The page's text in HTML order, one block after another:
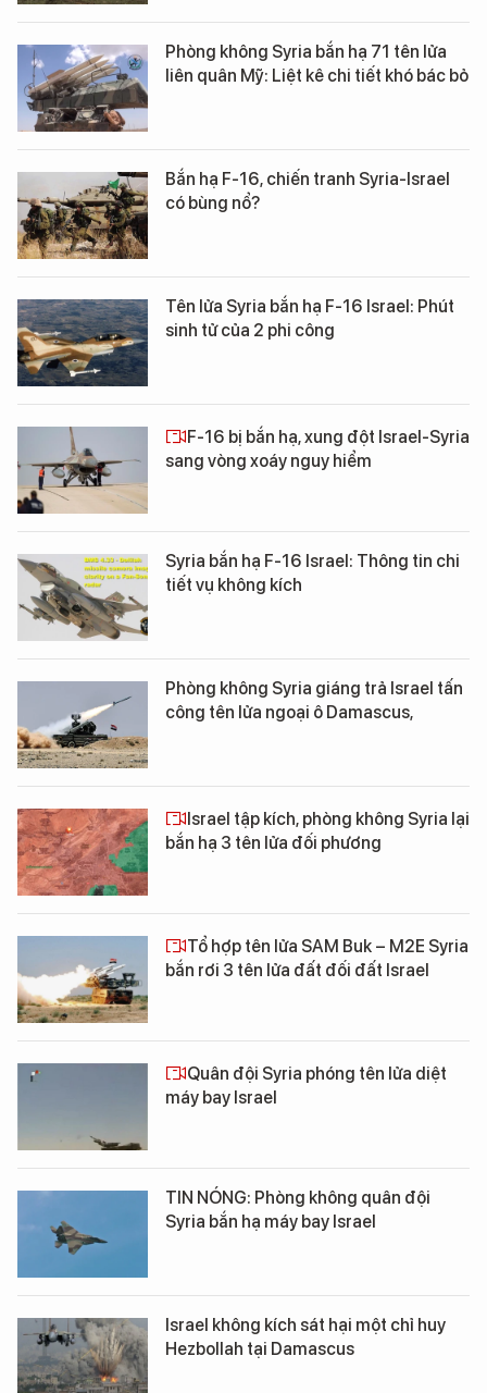
Phòng không Syria bắn hạ 71 tên lửa
liên quân Mỹ: Liệt kê chi tiết khó bác bỏ
Bắn hạ F-16, chiến tranh Syria-Israel
có bùng nổ?
Tên lửa Syria bắn hạ F-16 Israel: Phút
sinh tử của 2 phi công
F-16 bị bắn hạ, xung đột Israel-Syria
sang vòng xoáy nguy hiểm
Syria bắn hạ F-16 Israel: Thông tin chi
tiết vụ không kích
Phòng không Syria giáng trả Israel tấn
công tên lửa ngoại ô Damascus,
Israel tập kích, phòng không Syria lại
bắn hạ 3 tên lửa đối phương
Tổ hợp tên lửa SAM Buk – M2E Syria
bắn rơi 3 tên lửa đất đối đất Israel
Quân đội Syria phóng tên lửa diệt
máy bay Israel
TIN NÓNG: Phòng không quân đội
Syria bắn hạ máy bay Israel
Israel không kích sát hại một chỉ huy
Hezbollah tại Damascus